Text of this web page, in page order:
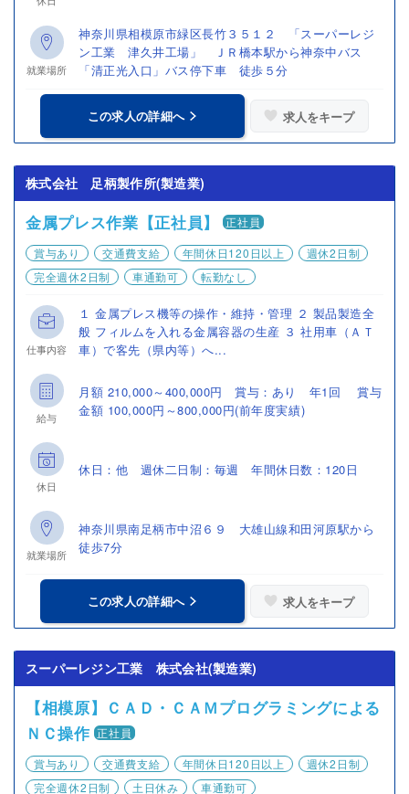
就業場所
神奈川県相模原市緑区長竹３５１２ 「スーパーレジ
ン工業 津久井工場」 ＪＲ橋本駅から神奈中バス
「清正光入口」バス停下車 徒歩５分
この求人の詳細へ 求人をキープ
株式会社 足柄製作所(製造業)
金属プレス作業【正社員】
正社員
賞与あり
交通費支給 年間休日120日以上
週休2日制
完全週休2日制
車通勤可 転勤なし
仕事内容
１ 金属プレス機等の操作・維持・管理 ２ 製品製造全
般 フィルムを入れる金属容器の生産 ３ 社用車（ＡＴ
車）で客先（県内等）へ...
給与
月額 210,000～400,000円 賞与：あり 年1回 賞与
金額 100,000円～800,000円(前年度実績)
休日
休日：他 週休二日制：毎週 年間休日数：120日
就業場所
神奈川県南足柄市中沼６９ 大雄山線和田河原駅から
徒歩7分
この求人の詳細へ 求人をキープ
スーパーレジン工業 株式会社(製造業)
【相模原】ＣＡＤ・ＣＡＭプログラミングによる
ＮＣ操作 正社員
賞与あり
交通費支給 年間休日120日以上
週休2日制
完全週休2日制
土日休み 車通勤可